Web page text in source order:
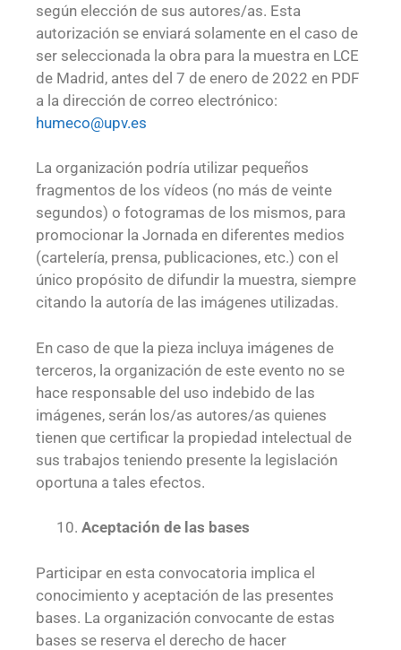
según elección de sus autores/as. Esta
autorización se enviará solamente en el caso de
ser seleccionada la obra para la muestra en LCE
de Madrid, antes del 7 de enero de 2022 en PDF
a la dirección de correo electrónico:
humeco@upv.es
La organización podría utilizar pequeños
fragmentos de los vídeos (no más de veinte
segundos) o fotogramas de los mismos, para
promocionar la Jornada en diferentes medios
(cartelería, prensa, publicaciones, etc.) con el
único propósito de difundir la muestra, siempre
citando la autoría de las imágenes utilizadas.
En caso de que la pieza incluya imágenes de
terceros, la organización de este evento no se
hace responsable del uso indebido de las
imágenes, serán los/as autores/as quienes
tienen que certificar la propiedad intelectual de
sus trabajos teniendo presente la legislación
oportuna a tales efectos.
Aceptación de las bases
Participar en esta convocatoria implica el
conocimiento y aceptación de las presentes
bases. La organización convocante de estas
bases se reserva el derecho de hacer